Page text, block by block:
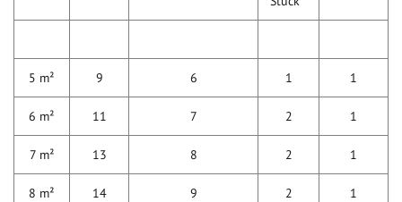
5 m² 9 6 1 1
6 m² 11 7 2 1
7 m² 13 8 2 1
8 m² 14 9 2 1